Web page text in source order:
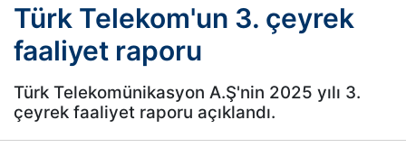
Türk Telekom'un 3. çeyrek
faaliyet raporu
Türk Telekomünikasyon A.Ş'nin 2025 yılı 3.
çeyrek faaliyet raporu açıklandı.